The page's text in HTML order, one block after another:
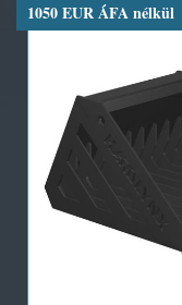
1050 EUR ÁFA nélkül